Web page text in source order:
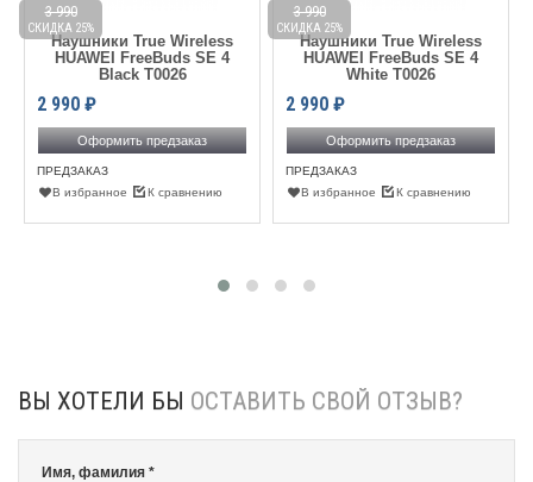
Наушники True Wireless
HUAWEI FreeBuds SE 4
Black T0026
2 990 ₽
3 990
СКИДКА 25%
Оформить предзаказ
ПРЕДЗАКАЗ
В избранное
К сравнению
Наушники True Wireless
HUAWEI FreeBuds SE 4
White T0026
2 990 ₽
3 990
СКИДКА 25%
Оформить предзаказ
ПРЕДЗАКАЗ
В избранное
К сравнению
ВЫ ХОТЕЛИ БЫ ОСТАВИТЬ СВОЙ ОТЗЫВ?
Имя, фамилия *